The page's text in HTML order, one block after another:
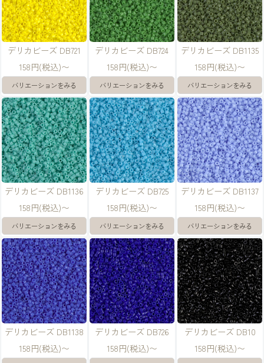
デリカビーズ DB721
158円(税込)〜
バリエーションをみる
デリカビーズ DB724
158円(税込)〜
バリエーションをみる
デリカビーズ DB1135
158円(税込)〜
バリエーションをみる
デリカビーズ DB1136
158円(税込)〜
バリエーションをみる
デリカビーズ DB725
158円(税込)〜
バリエーションをみる
デリカビーズ DB1137
158円(税込)〜
バリエーションをみる
デリカビーズ DB1138
158円(税込)〜
デリカビーズ DB726
158円(税込)〜
デリカビーズ DB10
158円(税込)〜